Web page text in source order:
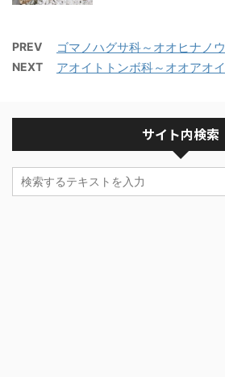
PREV ゴマノハグサ科～オオヒナノ
NEXT アオイトトンボ科～オオアオ
サイト内検索